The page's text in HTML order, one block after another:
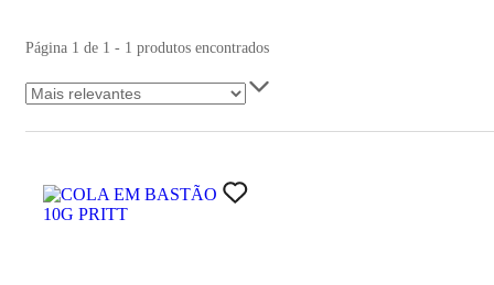
Página 1 de 1 - 1 produtos encontrados